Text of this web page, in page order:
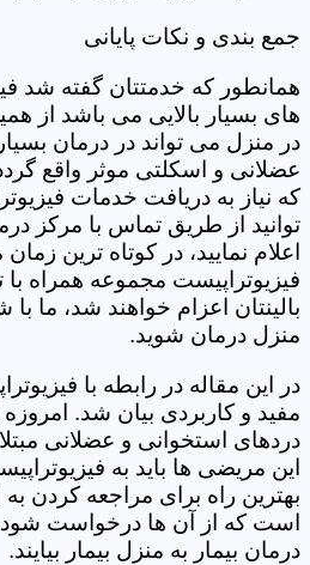
جمع بندی و نکات پایانی
همانطور که خدمتتان گفته شد
های بسیار بالایی می باشد از
در منزل می تواند در درمان
عضلانی و اسکلتی موثر واقع
که نیاز به دریافت خدمات
توانید از طریق تماس با مرکز
اعلام نمایید، در کوتاه ترین
فیزیوتراپیست مجموعه همراه با
بالینتان اعزام خواهند شد، ما با
منزل درمان شوید.
در این مقاله در رابطه با
مفید و کاربردی بیان شد.
دردهای استخوانی و عضلانی
این مریضی ها باید به
بهترین راه برای مراجعه کردن
است که از آن ها درخواست شود
درمان بیمار به منزل بیمار بیایند.